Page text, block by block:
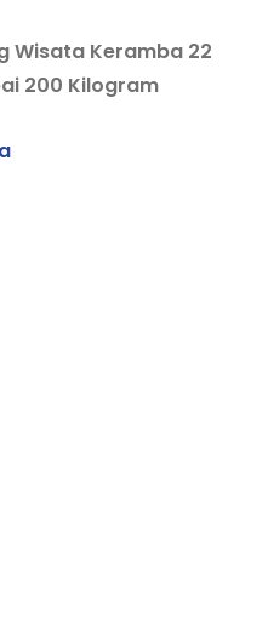
Wisata Keramba 22
200 Kilogram